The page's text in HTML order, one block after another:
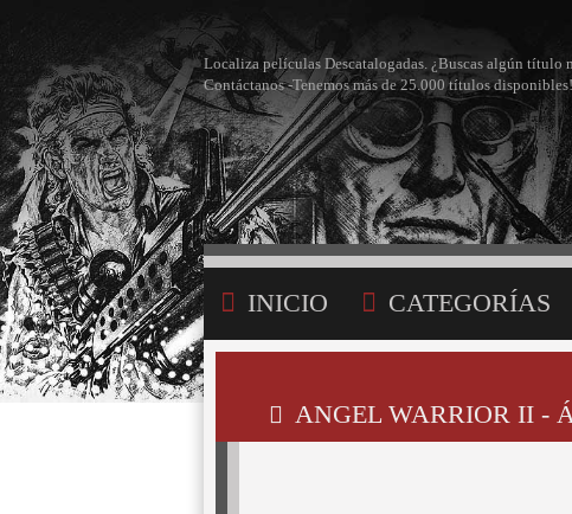
Localiza películas Descatalogadas. ¿Buscas algún título
Contáctanos -Tenemos más de 25.000 títulos disponibles!
INICIO CATEGORÍAS
ANGEL WARRIOR II -